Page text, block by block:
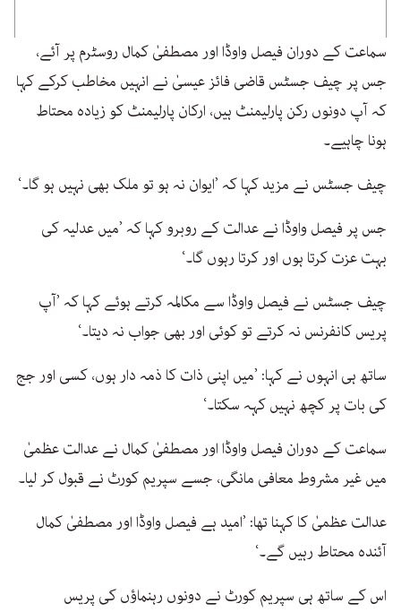
سماعت کے دوران فیصل واوڈا اور مصطفیٰ کمال روسٹرم پر آئے،
جس پر چیف جسٹس قاضی فائز عیسیٰ نے انہیں مخاطب کرکے کہا
کہ آپ دونوں رکن پارلیمنٹ ہیں، ارکان پارلیمنٹ کو زیادہ محتاط
ہونا چاہیے۔
چیف جسٹس نے مزید کہا کہ ’ایوان نہ ہو تو ملک بھی نہیں ہو گا۔‘
جس پر فیصل واوڈا نے عدالت کے روبرو کہا کہ ’میں عدلیہ کی
بہت عزت کرتا ہوں اور کرتا رہوں گا۔‘
چیف جسٹس نے فیصل واوڈا سے مکالمہ کرتے ہوئے کہا کہ ’آپ
پریس کانفرنس نہ کرتے تو کوئی اور بھی جواب نہ دیتا۔‘
ساتھ ہی انہوں نے کہا: ’میں اپنی ذات کا ذمہ دار ہوں، کسی اور جج
کی بات پر کچھ نہیں کہہ سکتا۔‘
سماعت کے دوران فیصل واوڈا اور مصطفیٰ کمال نے عدالت عظمیٰ
میں غیر مشروط معافی مانگی، جسے سپریم کورٹ نے قبول کر لیا۔
عدالت عظمیٰ کا کہنا تھا: ’امید ہے فیصل واوڈا اور مصطفیٰ کمال
آئندہ محتاط رہیں گے۔‘
اس کے ساتھ ہی سپریم کورٹ نے دونوں رہنماؤں کی پریس